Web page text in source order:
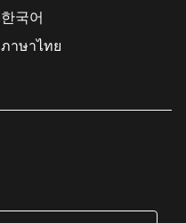
한국어
ภาษาไทย